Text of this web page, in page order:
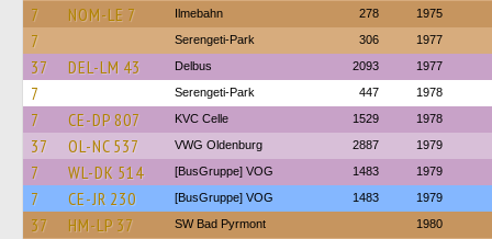
7 NOM-LE 7 Ilmebahn 278 1975
7 Serengeti-Park 306 1977
37 DEL-LM 43 Delbus 2093 1977
7 Serengeti-Park 447 1978
7 CE-DP 807 KVC Celle 1529 1978
37 OL-NC 537 VWG Oldenburg 2887 1979
7 WL-DK 514 [BusGruppe] VOG 1483 1979
7 CE-JR 230 [BusGruppe] VOG 1483 1979
37 HM-LP 37 SW Bad Pyrmont 1980